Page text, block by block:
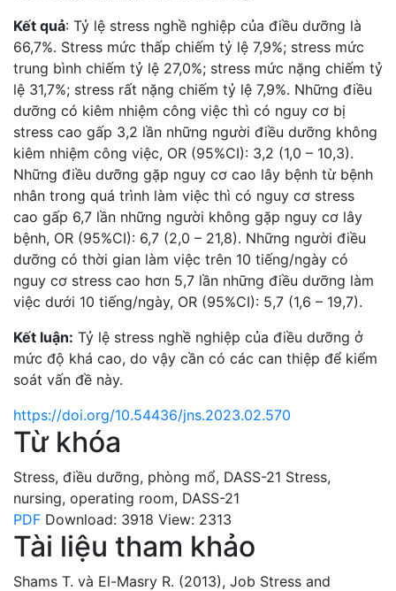
Kết quả: Tỷ lệ stress nghề nghiệp của điều dưỡng là
66,7%. Stress mức thấp chiếm tỷ lệ 7,9%; stress mức
trung bình chiếm tỷ lệ 27,0%; stress mức nặng chiếm tỷ
lệ 31,7%; stress rất nặng chiếm tỷ lệ 7,9%. Những điều
dưỡng có kiêm nhiệm công việc thì có nguy cơ bị
stress cao gấp 3,2 lần những người điều dưỡng không
kiêm nhiệm công việc, OR (95%CI): 3,2 (1,0 – 10,3).
Những điều dưỡng gặp nguy cơ cao lây bệnh từ bệnh
nhân trong quá trình làm việc thì có nguy cơ stress
cao gấp 6,7 lần những người không gặp nguy cơ lây
bệnh, OR (95%CI): 6,7 (2,0 – 21,8). Những người điều
dưỡng có thời gian làm việc trên 10 tiếng/ngày có
nguy cơ stress cao hơn 5,7 lần những điều dưỡng làm
việc dưới 10 tiếng/ngày, OR (95%CI): 5,7 (1,6 – 19,7).
Kết luận: Tỷ lệ stress nghề nghiệp của điều dưỡng ở
mức độ khá cao, do vậy cần có các can thiệp để kiểm
soát vấn đề này.
https://doi.org/10.54436/jns.2023.02.570
Từ khóa
Stress, điều dưỡng, phòng mổ, DASS-21 Stress,
nursing, operating room, DASS-21
PDF Download: 3918 View: 2313
Tài liệu tham khảo
Shams T. và El-Masry R. (2013), Job Stress and